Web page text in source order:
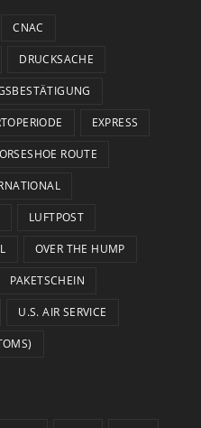
CNAC
DRUCKSACHE
EXPRESS
ROUTE
LUFTPOST
OVER THE HUMP
PAKETSCHEIN
U.S. AIR SERVICE